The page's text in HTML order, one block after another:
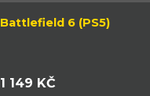
Battlefield 6 (PS5)
1 149 KČ